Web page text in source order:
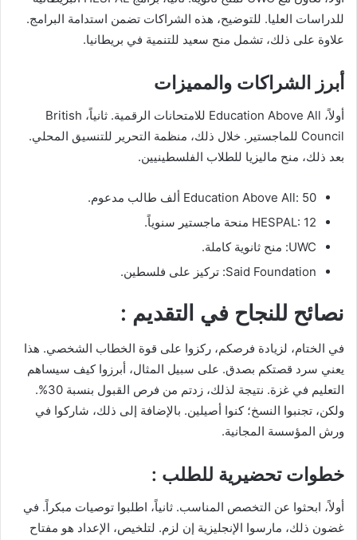
للدراسات العليا. للتوضيح، هذه الشراكات تضمن استدامة البرامج.
علاوة على ذلك، تشمل منح سعيد للتنمية في بريطانيا.
أبرز الشراكات والمميزات
أولاً، Education Above All للامتحانات الرقمية. ثانياً، British
Council للماجستير. خلال ذلك، منظمة التحرير للتنسيق المحلي.
بعد ذلك، منح ماليزيا للطلاب الفلسطينيين.
Education Above All: 50 ألف طالب مدعوم.
HESPAL: 12 منحة ماجستير سنوياً.
UWC: منح ثانوية كاملة.
Said Foundation: تركيز على فلسطين.
نصائح للنجاح في التقديم :
في الختام، لزيادة فرصكم، ركزوا على قوة الخطاب الشخصي. هذا
يعني سرد قصتكم بصدق. على سبيل المثال، أبرزوا كيف سيساهم
التعليم في غزة. نتيجة لذلك، زدتم من فرص القبول بنسبة 30%.
ولكن، تجنبوا النسخ؛ كنوا أصيلين. بالإضافة إلى ذلك، شاركوا في
ورش المؤسسة المجانية.
خطوات تحضيرية للطلب :
أولاً، ابحثوا عن التخصص المناسب. ثانياً، اطلبوا توصيات مبكراً. في
غضون ذلك، مارسوا الإنجليزية إن لزم. لتلخيص، الإعداد هو مفتاح